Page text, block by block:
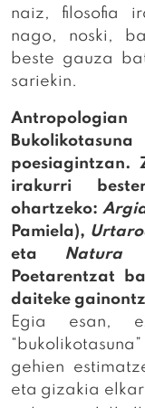
naiz, filosofia
nago, noski,
beste gauza
sariekin.
poesiagintzan.
irakurri
ohartzeko:
Pamiela),
eta
Poetarentzat
daiteke
Egia esan,
gehien
eta gizakia